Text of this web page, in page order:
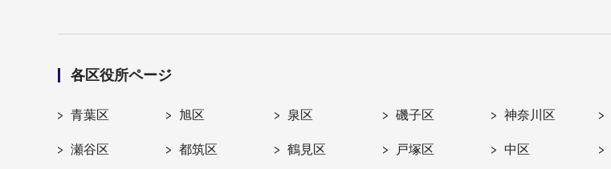
各区役所ページ
青葉区 旭区 泉区 磯子区 神奈川区
瀬谷区 都筑区 鶴見区 戸塚区 中区